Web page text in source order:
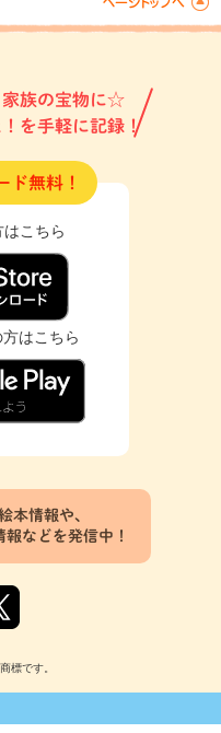
家族の宝物に☆
を手軽に記録！
ド無料！
こちら
はこちら
本情報や、
などを発信中！
標です。